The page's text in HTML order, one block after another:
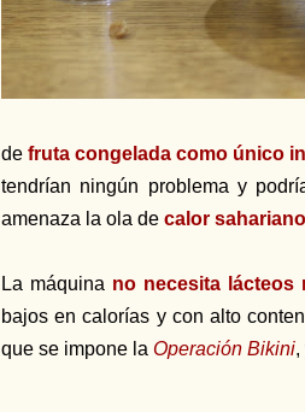
defruta congelada como único
tendrían ningún problema y
amenaza la ola de calor sahariano
La máquina no necesita lácteos
bajos en calorías y con alto
que se impone la Operación Bikini,